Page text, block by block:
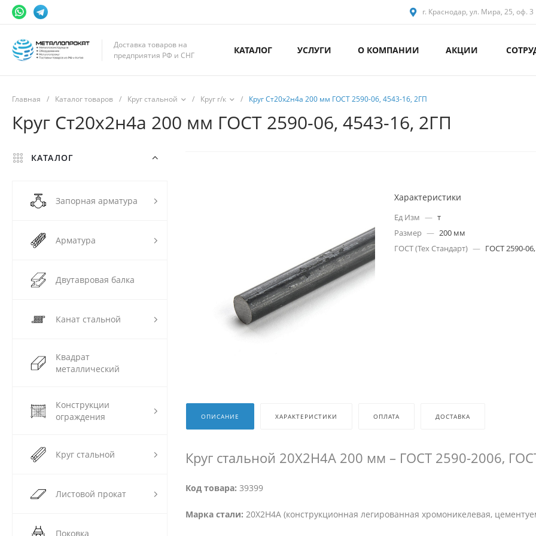
г. Краснодар, ул. Мира, 25, оф. 3
Доставка товаров на
предприятия РФ и СНГ
КАТАЛОГ УСЛУГИ О КОМПАНИИ АКЦИИ
Главная / Каталог товаров / Круг стальной / Круг г/к / Круг Ст20х2н4а 200 мм ГОСТ 2590-06, 4543-16, 2ГП
Круг Ст20х2н4а 200 мм ГОСТ 2590-06, 4543-16, 2ГП
КАТАЛОГ
Запорная арматура
Арматура
Двутавровая балка
Канат стальной
Квадрат
металлический
Конструкции
ограждения
Круг стальной
Листовой прокат
Поковка
Характеристики
Ед Изм — т
Размер — 200 мм
ГОСТ (Тех Стандарт) — ГОСТ 2590-
ОПИСАНИЕ ХАРАКТЕРИСТИКИ ОПЛАТА ДОСТАВКА
Круг стальной 20Х2Н4А 200 мм – ГОСТ 2590-2006,
Код товара: 39399
Марка стали: 20Х2Н4А (конструкционная легированная хромоникелевая,